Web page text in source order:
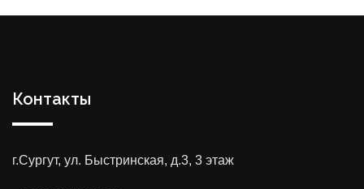
Контакты
г.Сургут, ул. Быстринская, д.3, 3 этаж